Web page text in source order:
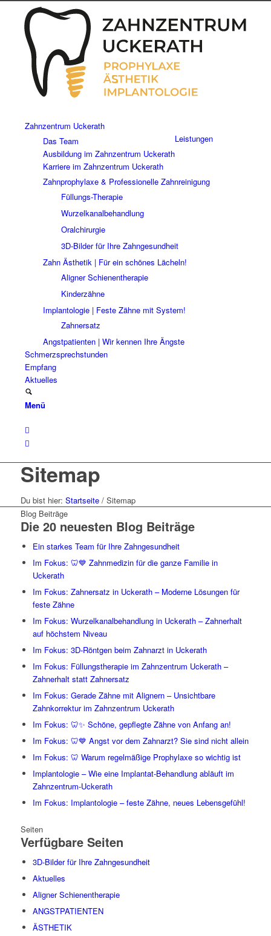
Zahnzentrum Uckerath
Das Team
Ausbildung im Zahnzentrum Uckerath
Karriere im Zahnzentrum Uckerath
Leistungen
Zahnprophylaxe & Professionelle Zahnreinigung
Füllungs-Therapie
Wurzelkanalbehandlung
Oralchirurgie
3D-Bilder für Ihre Zahngesundheit
Zahn Ästhetik | Für ein schönes Lächeln!
Aligner Schienentherapie
Kinderzähne
Implantologie | Feste Zähne mit System!
Zahnersatz
Angstpatienten | Wir kennen Ihre Ängste
Schmerzsprechstunden
Empfang
Aktuelles
Menü
Sitemap
Du bist hier: Startseite / Sitemap
Blog Beiträge
Die 20 neuesten Blog Beiträge
Ein starkes Team für Ihre Zahngesundheit
Im Fokus: 🦷💙 Zahnmedizin für die ganze Familie in
Uckerath
Im Fokus: Zahnersatz in Uckerath – Moderne Lösungen für
feste Zähne
Im Fokus: Wurzelkanalbehandlung in Uckerath – Zahnerhalt
auf höchstem Niveau
Im Fokus: 3D-Röntgen beim Zahnarzt in Uckerath
Im Fokus: Füllungstherapie im Zahnzentrum Uckerath –
Zahnerhalt statt Zahnersatz
Im Fokus: Gerade Zähne mit Alignern – Unsichtbare
Zahnkorrektur im Zahnzentrum Uckerath
Im Fokus: 🦷✨ Schöne, gepflegte Zähne von Anfang an!
Im Fokus: 🦷💙 Angst vor dem Zahnarzt? Sie sind nicht allein
Im Fokus: 🦷 Warum regelmäßige Prophylaxe so wichtig ist
Implantologie – Wie eine Implantat-Behandlung abläuft im
Zahnzentrum-Uckerath
Im Fokus: Implantologie – feste Zähne, neues Lebensgefühl!
Seiten
Verfügbare Seiten
3D-Bilder für Ihre Zahngesundheit
Aktuelles
Aligner Schienentherapie
ANGSTPATIENTEN
ÄSTHETIK